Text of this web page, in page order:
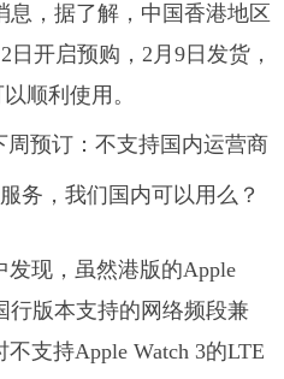
息，据了解，中国香港地区
开启预购，2月9日发货，
顺利使用。
务，我们国内可以用么？
现，虽然港版的Apple
行版本支持的网络频段兼
支持Apple Watch 3的LTE